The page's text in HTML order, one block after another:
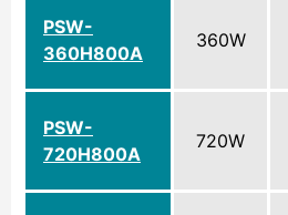
PSW-
360H800A
360W
PSW-
720H800A
720W